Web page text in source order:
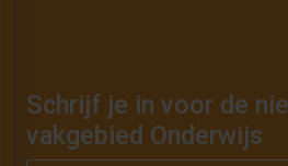
Schrijf je in voor de
vakgebied Onderwijs